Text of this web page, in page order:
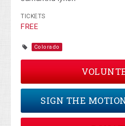
TICKETS
FREE
Colorado
SIGN THE